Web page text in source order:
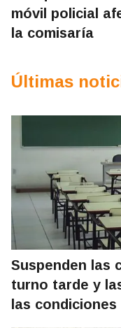
móvil policial
la comisaría
Últimas
Suspenden las
turno tarde y
las